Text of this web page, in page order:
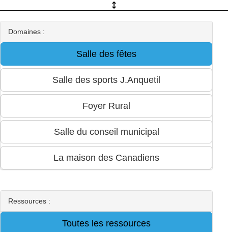
Domaines :
Ressources :